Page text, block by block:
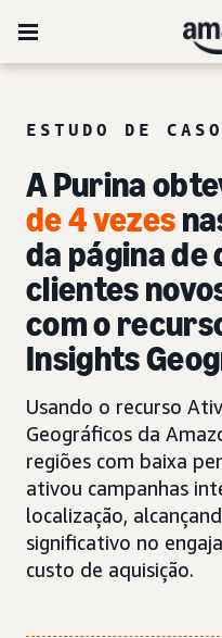
ESTUDO DE CASO
A Purina
de 4 vezes
da página
clientes
com o
Insights
Usando o recurso
Geográficos da
regiões com baixa
ativou campanhas
localização,
significativo no
custo de aquisição.